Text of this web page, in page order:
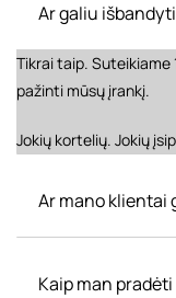
Ar galiu išbandyti
Tikrai taip. Suteikiame
pažinti mūsų įrankį.
Jokių kortelių. Jokių
Ar mano
Kaip man